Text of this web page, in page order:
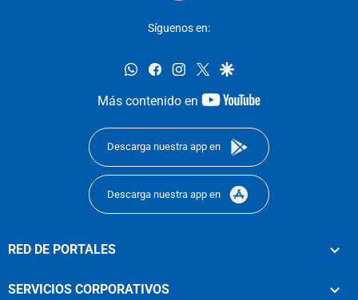
Síguenos en:
whatsappfacebookinstagram
twittergoogle
Más contenido en
youtube-
Descarga nuestra app en
Descarga nuestra app en
RED DE PORTALES
SERVICIOS CORPORATIVOS